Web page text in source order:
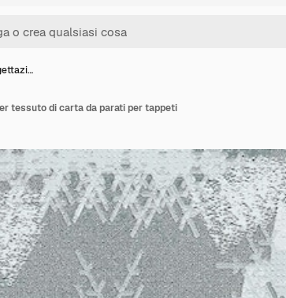
tessuto di carta da parati per tappeti